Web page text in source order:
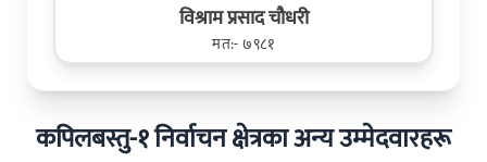
विश्राम प्रसाद चौधरी
मत:- ७९८१
कपिलबस्तु-१ निर्वाचन क्षेत्रका अन्य उम्मेदवारहरू